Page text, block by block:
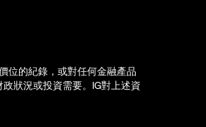
位的紀錄，或對任何金融產品
狀況或投資需要。IG對上述資